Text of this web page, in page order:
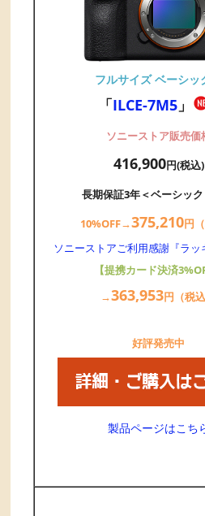
フルサイズ ベーシッ
「ILCE-7M5」
ソニーストア販売価
416,900円(税込)
長期保証3年＜ベーシッ
10%OFF→375,210円
ソニーストアご利用感謝『ラッ
【提携カード決済
→363,953円（税込
好評発売中
製品ページはこち